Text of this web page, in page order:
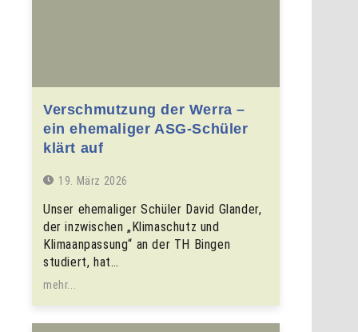
Verschmutzung der Werra –
ein ehemaliger ASG-Schüler
klärt auf
19. März 2026
Unser ehemaliger Schüler David Glander,
der inzwischen „Klimaschutz und
Klimaanpassung“ an der TH Bingen
studiert, hat…
mehr...